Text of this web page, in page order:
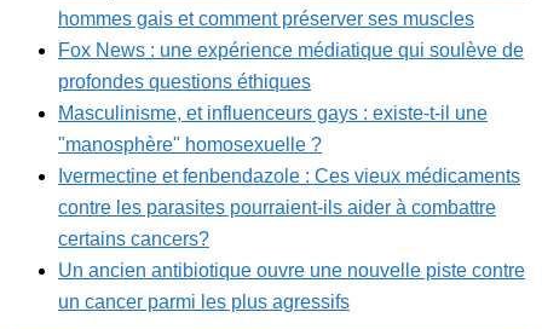
hommes gais et comment préserver ses muscles
Fox News : une expérience médiatique qui soulève de
profondes questions éthiques
Masculinisme, et influenceurs gays : existe-t-il une
"manosphère" homosexuelle ?
Ivermectine et fenbendazole : Ces vieux médicaments
contre les parasites pourraient-ils aider à combattre
certains cancers?
Un ancien antibiotique ouvre une nouvelle piste contre
un cancer parmi les plus agressifs